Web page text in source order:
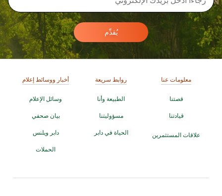
يُقدِّم
معلومات عنا
قصتنا
قيادتنا
علاقات المستثمرين
روابط سريعة
الطبيعة وأنا
مسؤوليتنا
الحياة في دابر
أخبار ووسائط إعلام
وسائل الإعلام
بيان صحفي
دابر ويلنس
الحملات